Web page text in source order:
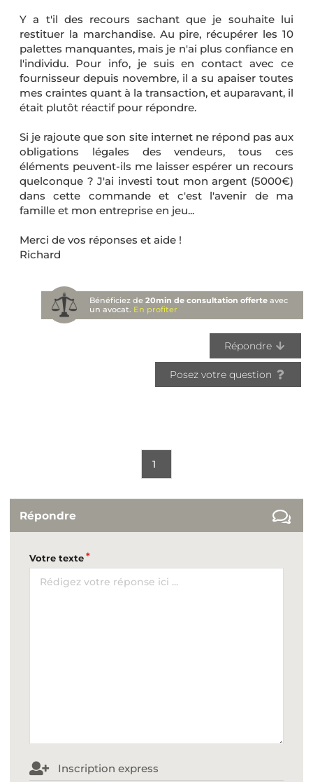
Y a t'il des recours sachant que je souhaite lui
restituer la marchandise. Au pire, récupérer les 10
palettes manquantes, mais je n'ai plus confiance en
l'individu. Pour info, je suis en contact avec ce
fournisseur depuis novembre, il a su apaiser toutes
mes craintes quant à la transaction, et auparavant, il
était plutôt réactif pour répondre.
Si je rajoute que son site internet ne répond pas aux
obligations légales des vendeurs, tous ces
éléments peuvent-ils me laisser espérer un recours
quelconque ? J'ai investi tout mon argent (5000€)
dans cette commande et c'est l'avenir de ma
famille et mon entreprise en jeu...
Merci de vos réponses et aide !
Richard
Bénéficiez de20min de consultation offerte avec
un avocat. En profiter
Répondre
Posez votre question
1
Répondre
Votre texte
Inscription express